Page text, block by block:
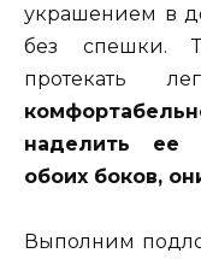
украшением в
без спешки.
протекать
наделить ее
обоих боков,
Выполним